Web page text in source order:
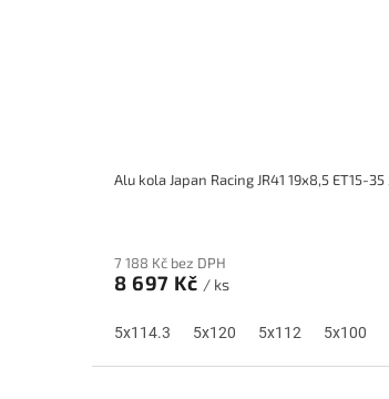
7 188 Kč bez DPH
8 697 Kč / ks
5x114.3 5x120 5x112 5x100